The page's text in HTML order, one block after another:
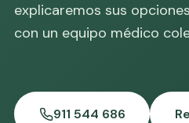
explicaremos sus
con un equipo médico
911 544 686